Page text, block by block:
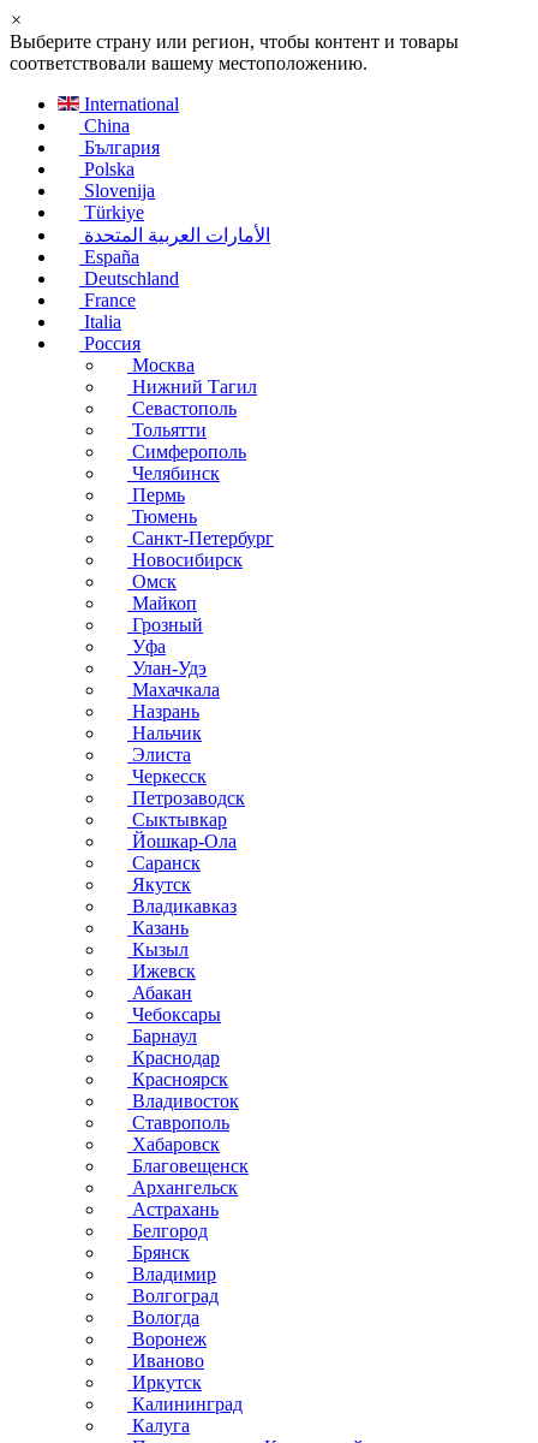
×
Выберите страну или регион, чтобы контент и товары
соответствовали вашему местоположению.
International
China
България
Polska
Slovenija
Türkiye
الأمارات العربية المتحدة
España
Deutschland
France
Italia
Россия
Москва
Нижний Тагил
Севастополь
Тольятти
Симферополь
Челябинск
Пермь
Тюмень
Санкт-Петербург
Новосибирск
Омск
Майкоп
Грозный
Уфа
Улан-Удэ
Махачкала
Назрань
Нальчик
Элиста
Черкесск
Петрозаводск
Сыктывкар
Йошкар-Ола
Саранск
Якутск
Владикавказ
Казань
Кызыл
Ижевск
Абакан
Чебоксары
Барнаул
Краснодар
Красноярск
Владивосток
Ставрополь
Хабаровск
Благовещенск
Архангельск
Астрахань
Белгород
Брянск
Владимир
Волгоград
Вологда
Воронеж
Иваново
Иркутск
Калининград
Калуга